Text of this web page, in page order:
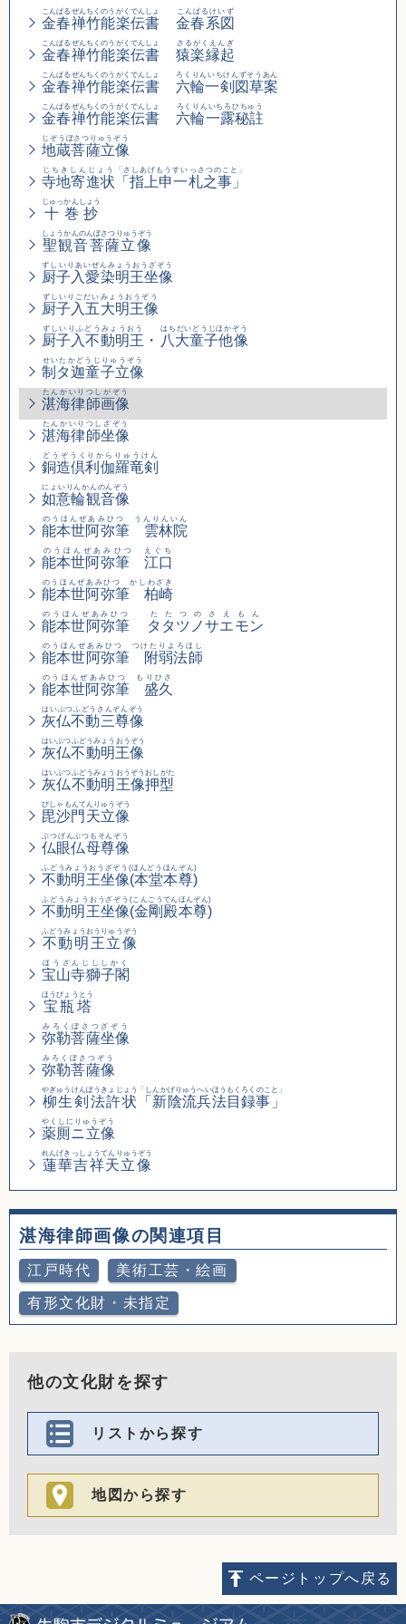
金春禅竹能楽伝書
こんぱるぜんちくのうがくでんしょ
金春系図
こんぱるけいず
金春禅竹能楽伝書
こんぱるぜんちくのうがくでんしょ
猿楽縁起
さるがくえんぎ
金春禅竹能楽伝書
こんぱるぜんちくのうがくでんしょ
六輪一剣図草案
ろくりんいちけんずそうあん
金春禅竹能楽伝書
こんぱるぜんちくのうがくでんしょ
六輪一露秘註
ろくりんいちろひちゅう
地蔵菩薩立像
じぞうぼさつりゅうぞう
寺地寄進状
じちきしんじょう
「指上申一札之事」
「さしあげもうすいっさつのこと」
十巻抄
じゅっかんしょう
聖観音菩薩立像
しょうかんのんぼさつりゅうぞう
厨子入愛染明王坐像
ずしいりあいぜんみょうおうざぞう
厨子入五大明王像
ずしいりごだいみょうおうぞう
厨子入不動明王
ずしいりふどうみょうおう
・ 八大童子他像
はちだいどうじほかぞう
制タ迦童子立像
せいたかどうじりゅうぞう
湛海律師画像
たんかいりつしがぞう
湛海律師坐像
たんかいりつしざぞう
銅造倶利伽羅竜剣
どうぞうくりからりゅうけん
如意輪観音像
にょいりんかんのんぞう
能本世阿弥筆 雲林院
のうほんぜあみひつ うんりんいん
能本世阿弥筆 江口
のうほんぜあみひつ えぐち
能本世阿弥筆 柏崎
のうほんぜあみひつ かしわざき
能本世阿弥筆
のうほんぜあみひつ
タタツノサエモン
たたつのさえもん
能本世阿弥筆 附弱法師
のうほんぜあみひつ つけたりよろほし
能本世阿弥筆 盛久
のうほんぜあみひつ もりひさ
灰仏不動三尊像
はいぶつふどうさんぞんぞう
灰仏不動明王像
はいぶつふどうみょうおうぞう
灰仏不動明王像押型
はいぶつふどうみょうおうぞうおしがた
毘沙門天立像
びしゃもんてんりゅうぞう
仏眼仏母尊像
ぶつげんぶつもそんぞう
不動明王坐像(本堂本尊)
ふどうみょうおうざぞう(ほんどうほんぞん)
不動明王坐像
ふどうみょうおうざぞう
(金剛殿本尊)
(こんごうでんほんぞん)
不動明王立像
ふどうみょうおうりゅうぞう
宝山寺獅子閣
ほうざんじししかく
宝瓶塔
ほうびょうとう
弥勒菩薩坐像
みろくぼさつざぞう
弥勒菩薩像
みろくぼさつぞう
柳生剣法許状
やぎゅうけんぽうきょじょう
「新陰流兵法目録事」
「しんかげりゅうへいほうもくろくのこと」
薬厠ニ立像
やくしにりゅうぞう
蓮華吉祥天立像
れんげきっしょうてんりゅうぞう
湛海律師画像の関連項目
江戸時代 美術工芸・絵画
有形文化財・未指定
他の文化財を探す
リストから探す
地図から探す
ページトップへ戻る